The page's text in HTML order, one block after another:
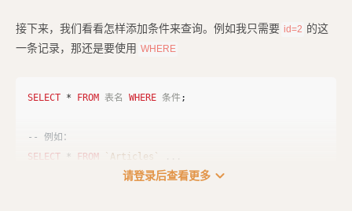
接下来，我们看看怎样添加条件来查询。例如我只需要 id=2 的这
一条记录，那还是要使用 WHERE
SELECT * FROM 表名 WHERE 条件;
-- 例如：
SELECT * FROM `Articles`
请登录后查看更多 expand_more